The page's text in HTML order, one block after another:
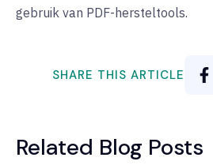
gebruik van PDF-hersteltools.
SHARE THIS ARTICLE
Related Blog Posts